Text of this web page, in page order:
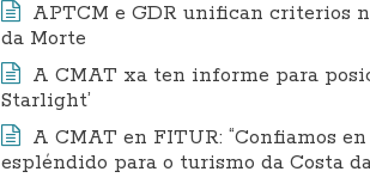
APTCM e GDR unifican criterios
da Morte
A CMAT xa ten informe para
Starlight’
A CMAT en FITUR: “Confiamos
espléndido para o turismo da Costa